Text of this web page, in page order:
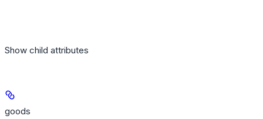
Show child attributes
goods